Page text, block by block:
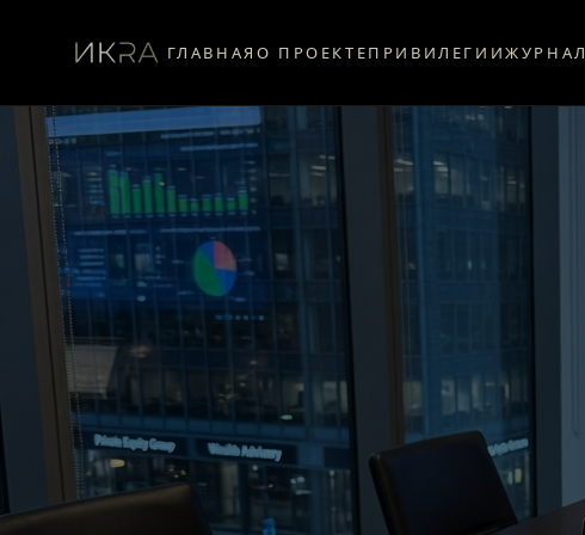
ГЛАВНАЯ О ПРОЕКТЕПРИВИЛЕГИИЖУРНАЛ